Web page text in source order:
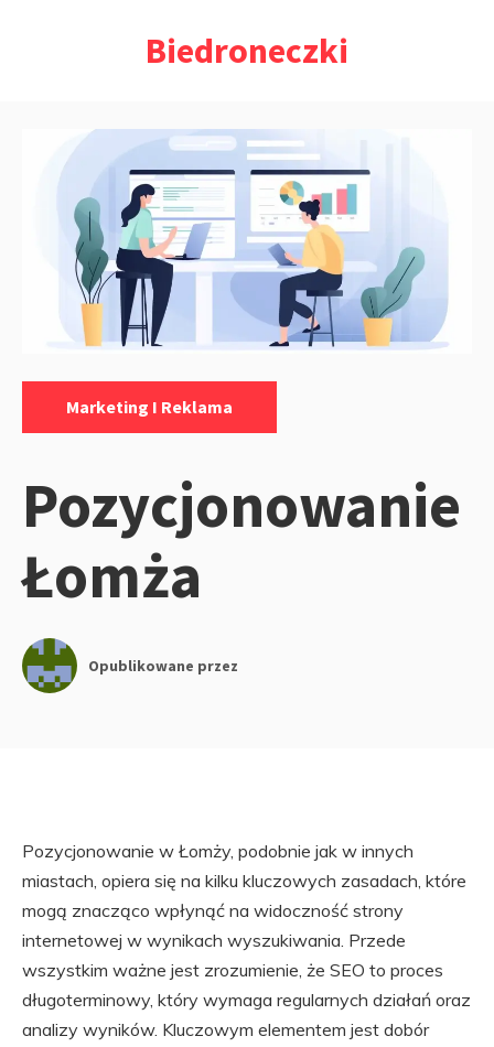
Biedroneczki
Marketing I Reklama
Pozycjonowanie
Łomża
Opublikowane przez
Pozycjonowanie w Łomży, podobnie jak w innych
miastach, opiera się na kilku kluczowych zasadach, które
mogą znacząco wpłynąć na widoczność strony
internetowej w wynikach wyszukiwania. Przede
wszystkim ważne jest zrozumienie, że SEO to proces
długoterminowy, który wymaga regularnych działań oraz
analizy wyników. Kluczowym elementem jest dobór